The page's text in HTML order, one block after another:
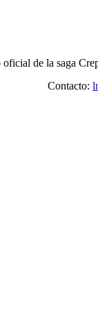
oficial de la saga
Contacto: